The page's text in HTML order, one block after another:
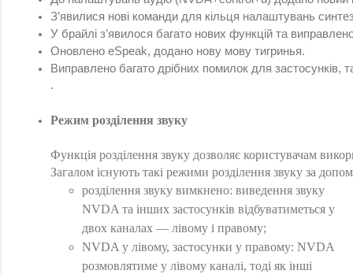
З’явилися нові команди для кільця налаштувань
У брайлі з’явилося багато нових функцій та
Оновлено eSpeak, додано нову мову тигринья.
Виправлено багато дрібних помилок для
.
Режим розділення звуку
Функція розділення звуку дозволяє користувачам
Загалом існують такі режими розділення звуку за
розділення звуку вимкнено: виведення звуку
NVDA та інших застосунків відбуватиметься у
двох каналах — лівому і правому;
NVDA у лівому, застосунки у правому: NVDA
розмовлятиме у лівому каналі, тоді як інші